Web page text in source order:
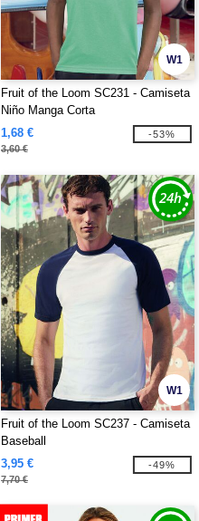
W1
Fruit of the Loom SC231 - Camiseta
Niño Manga Corta
1,68 €
3,60 €
-53%
W1
Fruit of the Loom SC237 - Camiseta
Baseball
3,95 €
7,70 €
-49%